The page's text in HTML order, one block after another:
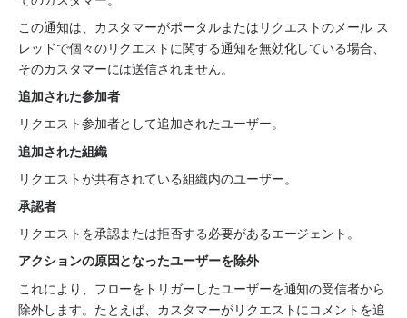
この通知は、カスタマーがポータルまたはリクエストのメール ス
レッドで個々のリクエストに関する通知を無効化している場合、
そのカスタマーには送信されません。
追加された参加者
リクエスト参加者として追加されたユーザー。
追加された組織
リクエストが共有されている組織内のユーザー。
承認者
リクエストを承認または拒否する必要があるエージェント。
アクションの原因となったユーザーを除外
これにより、フローをトリガーしたユーザーを通知の受信者から
除外します。たとえば、カスタマーがリクエストにコメントを追